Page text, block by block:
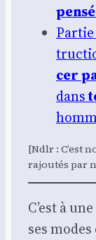
Par­tie
cer
dans
[Ndlr : C’est
rajou­tés par
C’est à
ses